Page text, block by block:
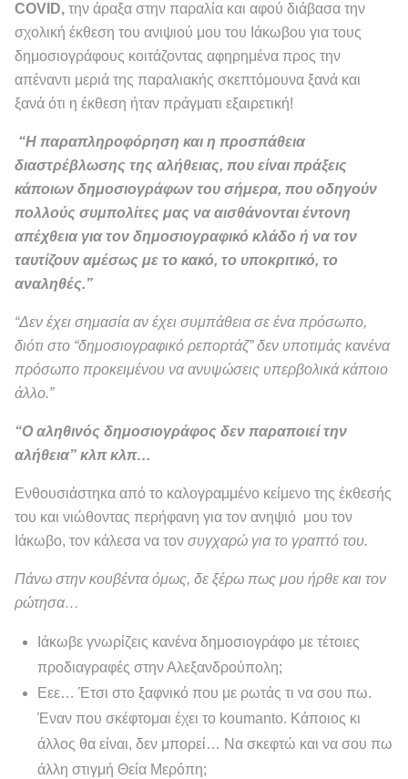
COVID, την άραξα στην παραλία και αφού διάβασα την
σχολική έκθεση του ανιψιού μου του Ιάκωβου για τους
δημοσιογράφους κοιτάζοντας αφηρημένα προς την
απέναντι μεριά της παραλιακής σκεπτόμουνα ξανά και
ξανά ότι η έκθεση ήταν πράγματι εξαιρετική!
“Η παραπληροφόρηση και η προσπάθεια
διαστρέβλωσης της αλήθειας, που είναι πράξεις
κάποιων δημοσιογράφων του σήμερα, που οδηγούν
πολλούς συμπολίτες μας να αισθάνονται έντονη
απέχθεια για τον δημοσιογραφικό κλάδο ή να τον
ταυτίζουν αμέσως με το κακό, το υποκριτικό, το
αναληθές.”
“Δεν έχει σημασία αν έχει συμπάθεια σε ένα πρόσωπο,
διότι στο “δημοσιογραφικό ρεπορτάζ” δεν υποτιμάς κανένα
πρόσωπο προκειμένου να ανυψώσεις υπερβολικά κάποιο
άλλο.”
“Ο αληθινός δημοσιογράφος δεν παραποιεί την
αλήθεια” κλπ κλπ…
Ενθουσιάστηκα από το καλογραμμένο κείμενο της έκθεσής
του και νιώθοντας περήφανη για τον ανηψιό μου τον
Ιάκωβο, τον κάλεσα να τον συγχαρώ για το γραπτό του.
Πάνω στην κουβέντα όμως, δε ξέρω πως μου ήρθε και τον
ρώτησα…
Ιάκωβε γνωρίζεις κανένα δημοσιογράφο με τέτοιες
προδιαγραφές στην Αλεξανδρούπολη;
Εεε… Έτσι στο ξαφνικό που με ρωτάς τι να σου πω.
Έναν που σκέφτομαι έχει το koumanto. Κάποιος κι
άλλος θα είναι, δεν μπορεί… Να σκεφτώ και να σου πω
άλλη στιγμή Θεία Μερόπη;